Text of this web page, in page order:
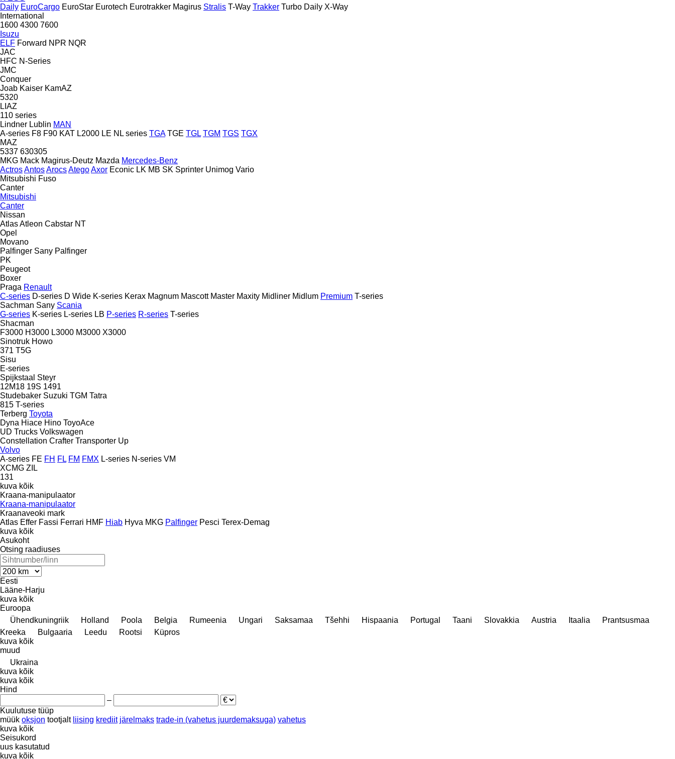
Daily EuroCargo EuroStar Eurotech Eurotrakker Magirus Stralis T-Way Trakker Turbo Daily X-Way
International
1600 4300 7600
Isuzu
ELF Forward NPR NQR
JAC
HFC N-Series
JMC
Conquer
Joab Kaiser KamAZ
5320
LIAZ
110 series
Lindner Lublin MAN
A-series F8 F90 KAT L2000 LE NL series TGA TGE TGL TGM TGS TGX
MAZ
5337 630305
MKG Mack Magirus-Deutz Mazda Mercedes-Benz
ActrosAntosArocsAtegoAxor Econic LK MB SK Sprinter Unimog Vario
Mitsubishi Fuso
Canter
Mitsubishi
Canter
Nissan
AtlasAtleon Cabstar NT
Opel
Movano
Palfinger Sany Palfinger
PK
Peugeot
Boxer
Praga Renault
C-series D-series D Wide K-series Kerax Magnum Mascott Master Maxity Midliner Midlum Premium T-series
Sachman Sany Scania
G-series K-series L-series LB P-series R-series T-series
Shacman
F3000 H3000 L3000 M3000 X3000
Sinotruk Howo
371 T5G
Sisu
E-series
Spijkstaal Steyr
12M18 19S 1491
Studebaker Suzuki TGM Tatra
815 T-series
Terberg Toyota
Dyna Hiace Hino ToyoAce
UD Trucks Volkswagen
Constellation Crafter Transporter Up
Volvo
A-series FE FH FL FM FMX L-series N-series VM
XCMG ZIL
131
kuva kõik
Kraana-manipulaator
Kraana-manipulaator
Kraanaveoki mark
Atlas Effer Fassi Ferrari HMF Hiab Hyva MKG Palfinger Pesci Terex-Demag
kuva kõik
Asukoht
Otsing raadiuses
Eesti
Lääne-Harju
kuva kõik
Euroopa
Ühendkuningriik
Holland Poola Belgia Rumeenia Ungari Saksamaa Tšehhi Hispaania Portugal Taani Slovakkia Austria Itaalia
Prantsusmaa
Kreeka
Bulgaaria Leedu Rootsi
Küpros
kuva kõik
muud
Ukraina
kuva kõik
kuva kõik
Hind
–
Kuulutuse tüüp
müük oksjon tootjalt liising krediit järelmaks trade-in (vahetus juurdemaksuga) vahetus
kuva kõik
Seisukord
uus kasutatud
kuva kõik